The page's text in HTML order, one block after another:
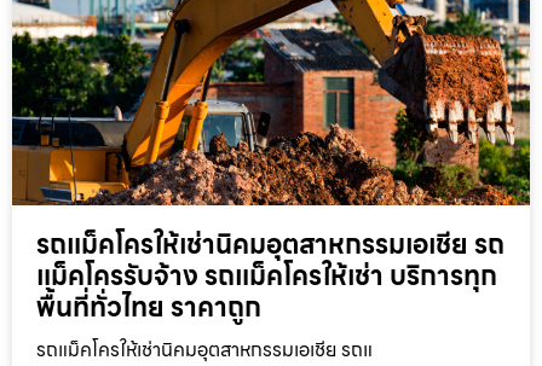
รถแม็คโครให้เช่านิคมอุตสาหกรรมเอเชีย รถ
แม็คโครรับจ้าง รถแม็คโครให้เช่า บริการทุก
พื้นที่ทั่วไทย ราคาถูก
รถแม็คโครให้เช่านิคมอุตสาหกรรมเอเชีย รถแ